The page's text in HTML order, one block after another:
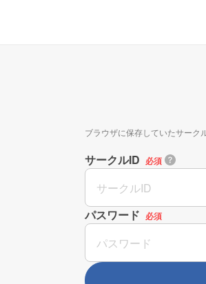
ブラウザに保存していたサーク
サークルID 必須
パスワード 必須